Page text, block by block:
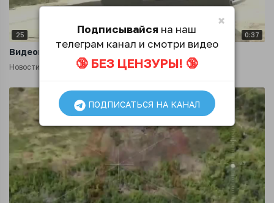
25 0:37
Видеокадры всушников из
Новости 2 года назад
×
Подписывайся на наш
телеграм канал и смотри видео
🔞 БЕЗ ЦЕНЗУРЫ! 🔞
ПОДПИСАТЬСЯ НА КАНАЛ